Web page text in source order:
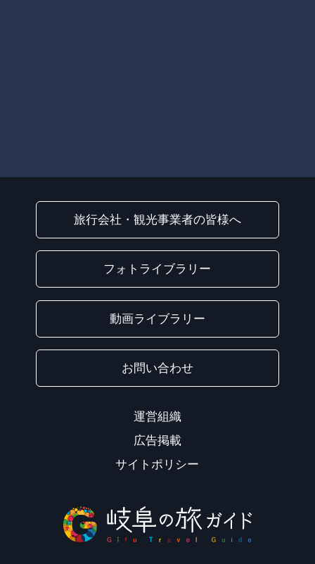
旅行会社・観光事業者の皆様へ
フォトライブラリー
動画ライブラリー
お問い合わせ
運営組織
広告掲載
サイトポリシー